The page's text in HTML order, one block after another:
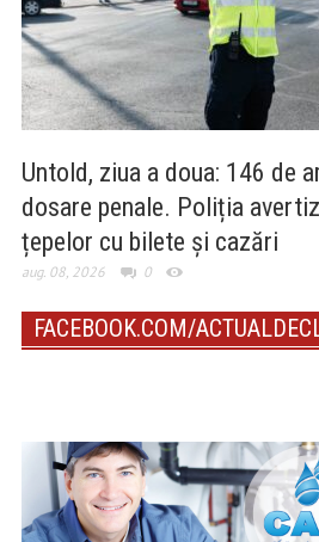
Untold, ziua a doua: 146 de
dosare penale. Poliția
țepelor cu bilete și cazări
aug. 08, 2026 0
FACEBOOK.COM/